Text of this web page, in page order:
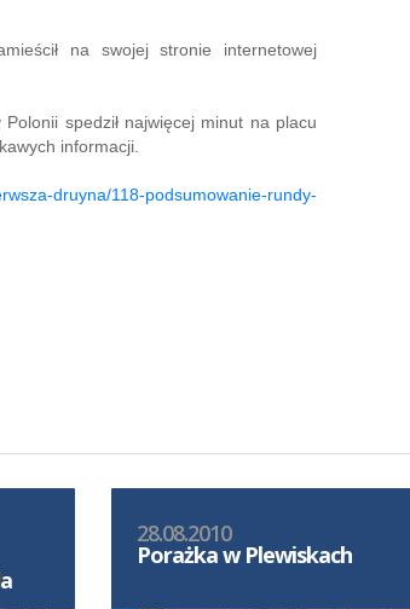
na swojej stronie internetowej
spedził najwięcej minut na placu
informacji.
druyna/118-podsumowanie-rundy-
28.08.2010
Porażka w Plewiskach